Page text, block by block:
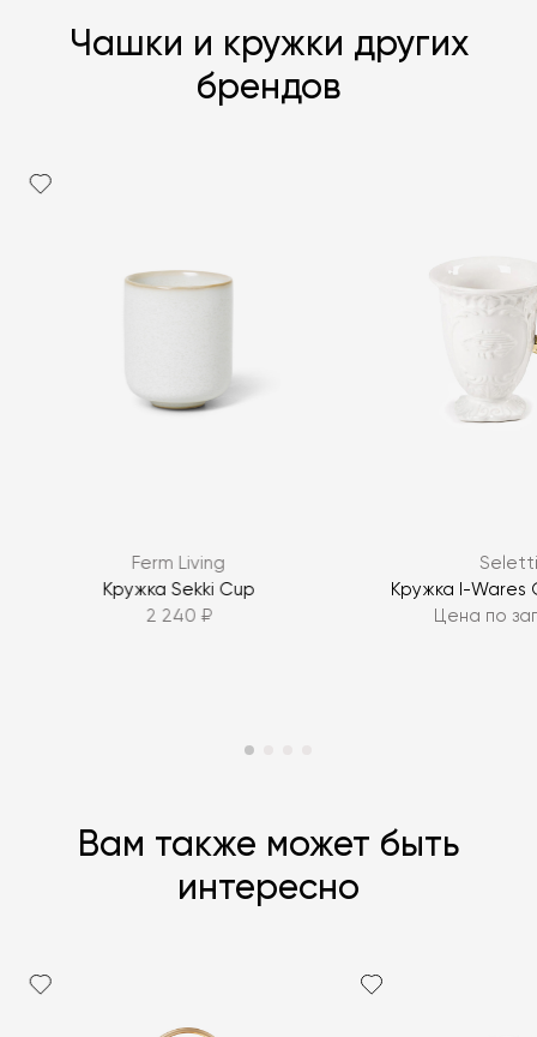
Чашки и кружки других
брендов
Ferm Living
Кружка Sekki Cup
2 240 ₽
Seletti
Кружка I-Wares
Цена по
Вам также может быть
интересно